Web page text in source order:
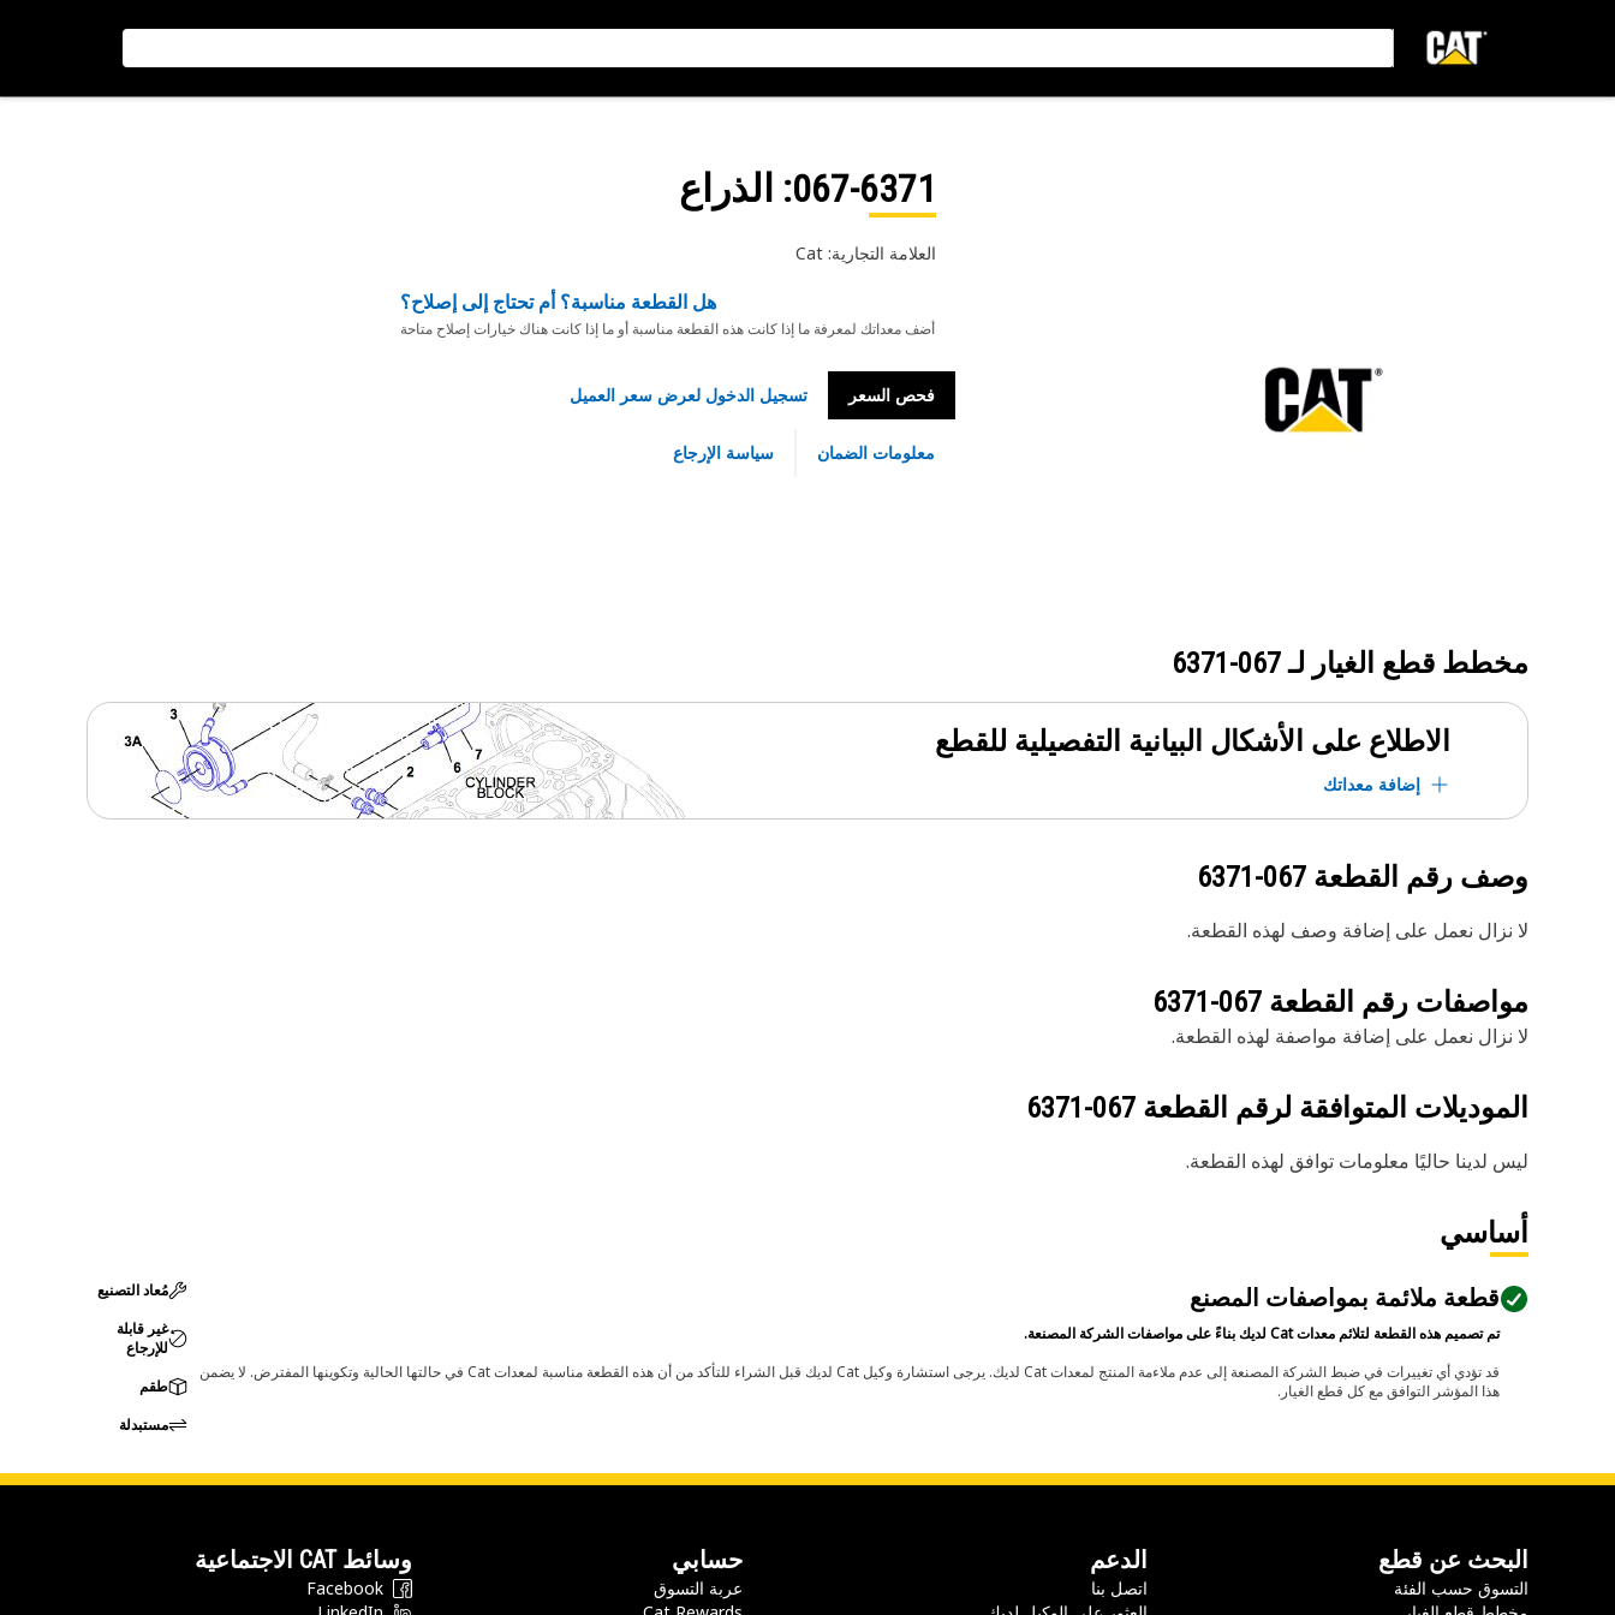
067-6371: الذراع
العلامة التجارية: Cat
هل القطعة مناسبة؟ أم تحتاج إلى إصلاح؟
أضف معداتك لمعرفة ما إذا كانت هذه القطعة مناسبة أو ما إذا كانت هناك خيارات إصلاح متاحة
فحص السعر تسجيل الدخول لعرض سعر العميل
معلومات الضمان سياسة الإرجاع
مخطط قطع الغيار لـ067-6371
الاطلاع على الأشكال البيانية التفصيلية للقطع
إضافة معداتك
وصف رقم القطعة 067-6371
لا نزال نعمل على إضافة وصف لهذه القطعة.
مواصفات رقم القطعة 067-6371
لا نزال نعمل على إضافة مواصفة لهذه القطعة.
الموديلات المتوافقة لرقم القطعة 067-6371
ليس لدينا حاليًا معلومات توافق لهذه القطعة.
أساسي
قطعة ملائمة بمواصفات المصنع
تم تصميم هذه القطعة لتلائم معدات Cat لديك بناءً على مواصفات الشركة المصنعة.
قد تؤدي أي تغييرات في ضبط الشركة المصنعة إلى عدم ملاءمة المنتج لمعدات Cat لديك. يرجى استشارة وكيل Cat لديك قبل الشراء للتأكد من أن هذه القطعة مناسبة لمعدات Cat في حالتها الحالية وتكوينها المفترض. لا يضمن
هذا المؤشر التوافق مع كل قطع الغيار.
مُعاد التصنيع
غير قابلة
للإرجاع
طقم
مستبدلة
البحث عن قطع
التسوق حسب الفئة
الدعم
اتصل بنا
حسابي
عربة التسوق
وسائط CAT الاجتماعية
Facebook